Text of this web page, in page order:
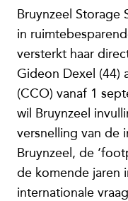
Bruynzeel Storage
in
versterkt haar
Gideon Dexel (44)
(CCO) vanaf 1
wil Bruynzeel
versnelling van de
Bruynzeel, de
de komende jaren
internationale